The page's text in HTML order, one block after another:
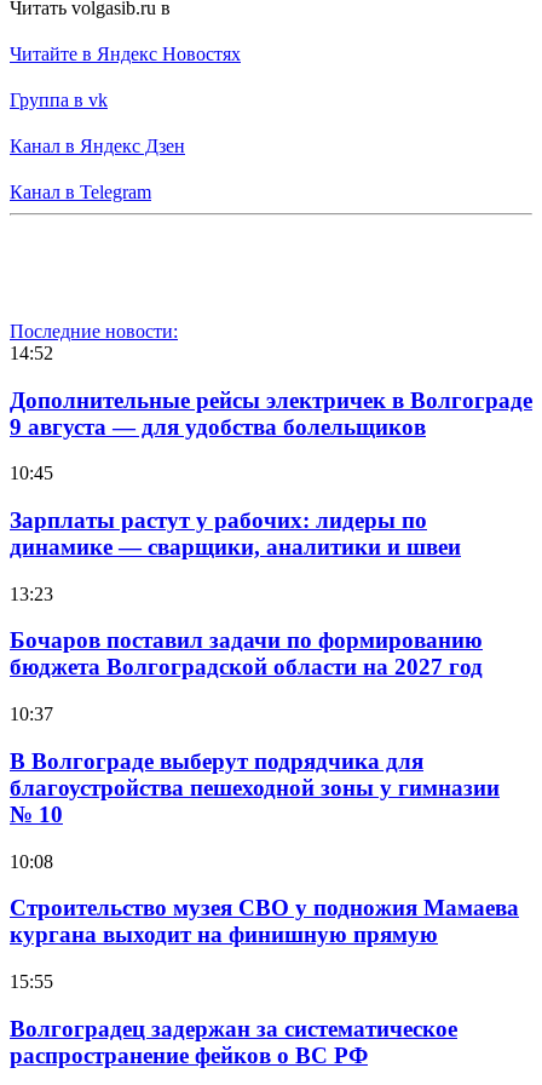
Читать volgasib.ru в
Читайте в Яндекс Новостях
Группа в vk
Канал в Яндекс Дзен
Канал в Telegram
Последние новости:
14:52
Дополнительные рейсы электричек в Волгограде
9 августа — для удобства болельщиков
10:45
Зарплаты растут у рабочих: лидеры по
динамике — сварщики, аналитики и швеи
13:23
Бочаров поставил задачи по формированию
бюджета Волгоградской области на 2027 год
10:37
В Волгограде выберут подрядчика для
благоустройства пешеходной зоны у гимназии
№ 10
10:08
Строительство музея СВО у подножия Мамаева
кургана выходит на финишную прямую
15:55
Волгоградец задержан за систематическое
распространение фейков о ВС РФ